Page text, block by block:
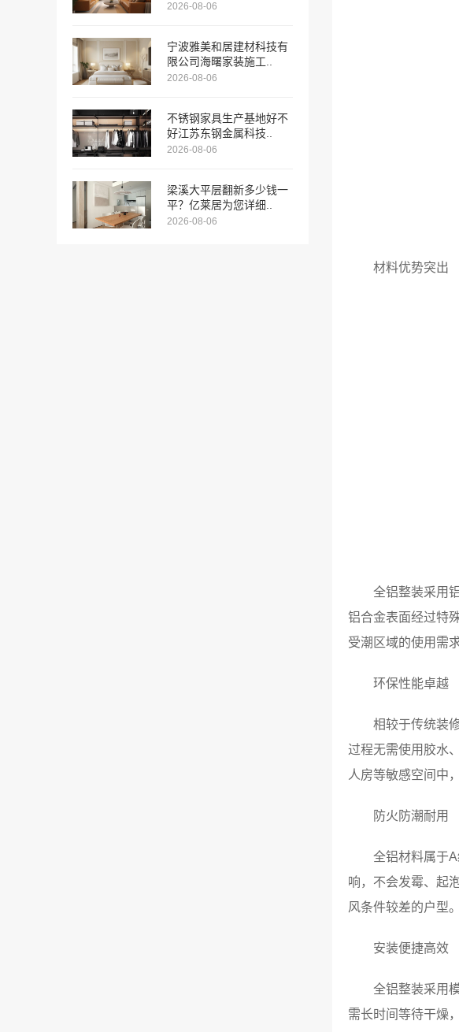
2026-08-06
宁波雅美和居建材科技有
限公司海曙家装施工..
2026-08-06
不锈钢家具生产基地好不
好江苏东钢金属科技..
2026-08-06
梁溪大平层翻新多少钱一
平？亿莱居为您详细..
2026-08-06
材料优势突出
全铝整装采用
铝合金表面经过特
受潮区域的使用需求
环保性能卓越
相较于传统装
过程无需使用胶水
人房等敏感空间中
防火防潮耐用
全铝材料属于
响，不会发霉、起
风条件较差的户型。
安装便捷高效
全铝整装采用
需长时间等待干燥